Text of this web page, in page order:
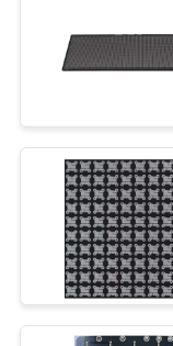
CONTACTE-
NOTÍCIA
PEÇA
UMAS
CITAÇÕES